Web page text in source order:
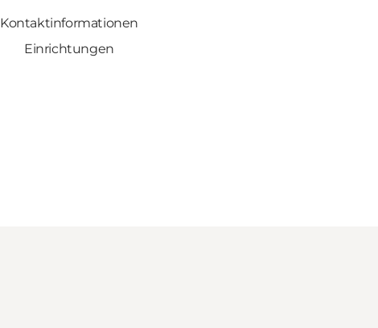
Kontaktinformationen
Einrichtungen